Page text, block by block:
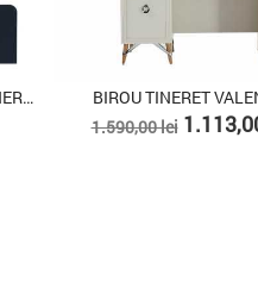
BIROU TINERET VALENCIA
1.590,00 leiPret
1.113,00 lei